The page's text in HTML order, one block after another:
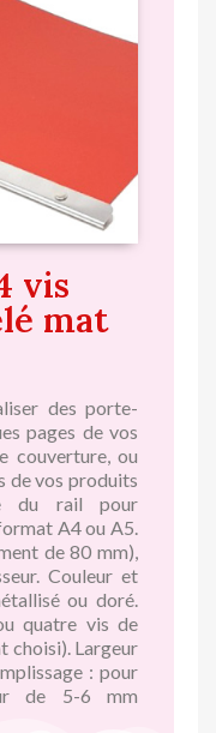
vis
mat
des porte-
pages de vos
couverture, ou
de vos produits
du rail pour
A4 ou A5.
de 80 mm),
Couleur et
ou doré.
quatre vis de
choisi). Largeur
: pour
de 5-6 mm